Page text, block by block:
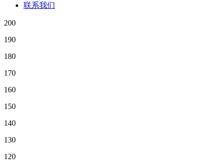
联系我们
200
190
180
170
160
150
140
130
120